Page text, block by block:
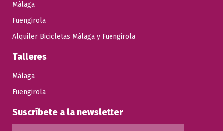
Málaga
Fuengirola
Alquiler Bicicletas Málaga y Fuengirola
Talleres
Málaga
Fuengirola
Suscríbete a la newsletter